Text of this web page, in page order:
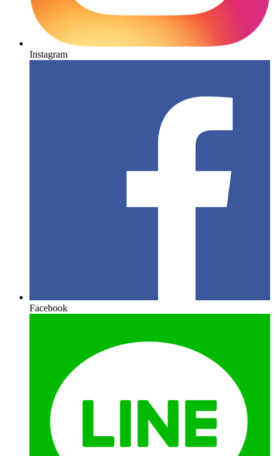
Instagram
Facebook